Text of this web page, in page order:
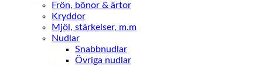
Frön, bönor & ärtor
Kryddor
Mjöl, stärkelser, m.m
Nudlar
Snabbnudlar
Övriga nudlar